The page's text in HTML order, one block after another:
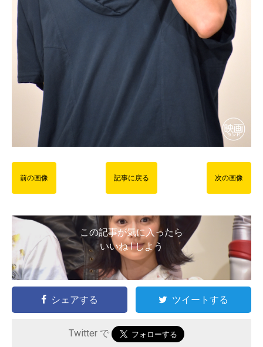
前の画像 記事に戻る 次の画像
この記事が気に入ったら
いいね ! しよう
シェアする ツイートする
Twitter で